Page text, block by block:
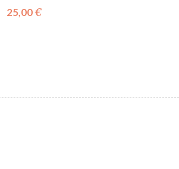
25,00€